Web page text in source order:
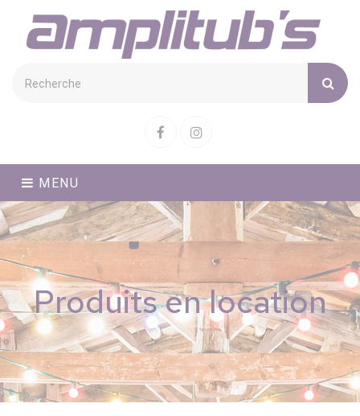
FacebookInstagram
MENU
Produits en location
Cookies management panel